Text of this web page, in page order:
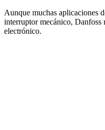
Aunque muchas aplicaciones
interruptor mecánico,
electrónico.